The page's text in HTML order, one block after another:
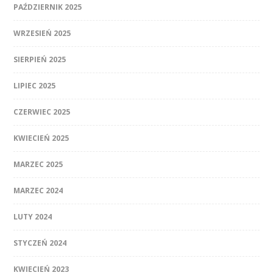
PAŹDZIERNIK 2025
WRZESIEŃ 2025
SIERPIEŃ 2025
LIPIEC 2025
CZERWIEC 2025
KWIECIEŃ 2025
MARZEC 2025
MARZEC 2024
LUTY 2024
STYCZEŃ 2024
KWIECIEŃ 2023